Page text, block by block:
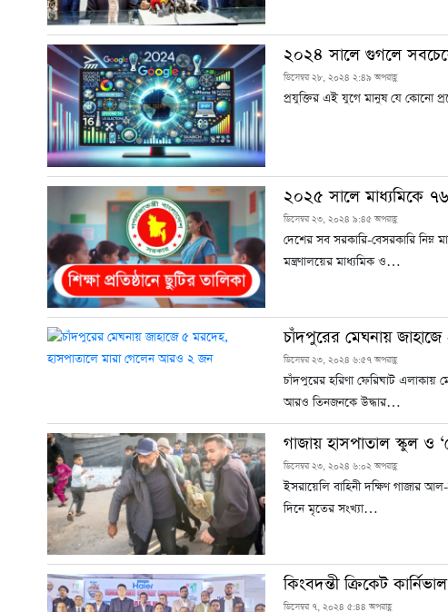
২০২৪ সালে গুগলে
ডিসেম্বর ২৮, ২০২৪ ২:৪৯ অপরাহ্ণ
প্রযুক্তির এই যুগে মানুষ যে কোনো
২০২৫ সালে মাধ্যমিকে
ডিসেম্বর ২৩, ২০২৪ ৯:৪৫ অপরাহ্ণ
দেশের সব সরকারি-বেসরকারি নিম্ন
মন্ত্রণালয়ের মাধ্যমিক ও…
চাঁদপুরের মেঘনায়
ডিসেম্বর ২৩, ২০২৪ ৬:৫৭ অপরাহ্ণ
চাঁদপুরের হরিণা ফেরিঘাট
আরও তিনজনকে উদ্ধার…
গাজায় হাসপাতাল স্কুল ও
ডিসেম্বর ২৩, ২০২৪ ৬:০২ অপরাহ্ণ
ইসরায়েলি বাহিনী দক্ষিণ গাজার
দিনে মৃতের সংখ্যা…
কিংবদন্তী ক্রিকেট
ডিসেম্বর ৭, ২০২৪ ৫:৪৪ অপরাহ্ণ